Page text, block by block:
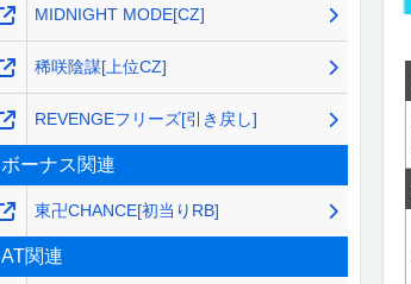
MIDNIGHT MODE[CZ]
稀咲陰謀[上位CZ]
REVENGEフリーズ[引き戻し]
ボーナス関連
東卍CHANCE[初当りRB]
AT関連